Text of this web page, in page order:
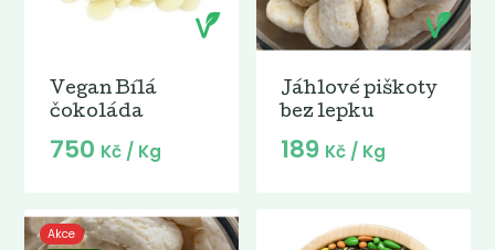
Vegan Bílá
čokoláda
750 Kč / Kg
Jáhlové piškoty
bez lepku
189 Kč / Kg
Akce